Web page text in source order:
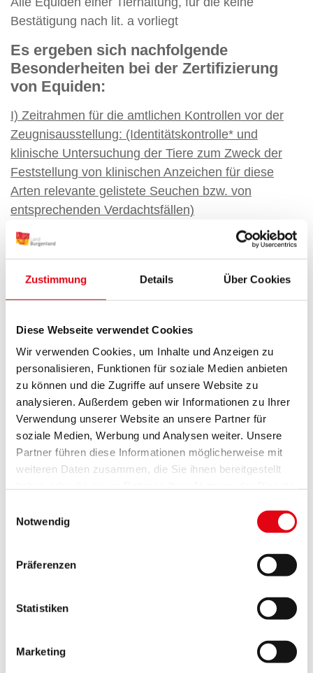
Zustimmung Details Über Cookies
Diese Webseite verwendet Cookies
Wir verwenden Cookies, um Inhalte und Anzeigen zu
personalisieren, Funktionen für soziale Medien anbieten
zu können und die Zugriffe auf unsere Website zu
analysieren. Außerdem geben wir Informationen zu Ihrer
Verwendung unserer Website an unsere Partner für
soziale Medien, Werbung und Analysen weiter. Unsere
Partner führen diese Informationen möglicherweise mit
weiteren Daten zusammen, die Sie ihnen bereitgestellt
Notwendig
Präferenzen
Statistiken
Marketing
Bestätigung nach lit. a vorliegt
Es ergeben sich nachfolgende
Besonderheiten bei der Zertifizierung
von Equiden:
I) Zeitrahmen für die amtlichen Kontrollen vor der
Zeugnisausstellung: (Identitätskontrolle* und
klinische Untersuchung der Tiere zum Zweck der
Feststellung von klinischen Anzeichen für diese
Arten relevante gelistete Seuchen bzw. von
entsprechenden Verdachtsfällen)
Equiden mit gültigem
Validierungsabzeichen/Lizenz:
Am letzten Arbeitstag vor dem Abtransport vom
Versandort
Andere Equiden:
vom Versandort
*Die Identitätskontrolle umfasst:
Das Vorhandensein eines gültigen Pferdepasses,
der eindeutig dem vorgestellten Pferd zugeordnet
werden kann
Den Eintrag des Pferdepasses in die EQDB
Die Überprüfung der verpflichtenden Meldung des
II) Gültigkeit des ausgestellten Zeugnisses:
Validierungsabzeichen/Lizenz: 30 Tage